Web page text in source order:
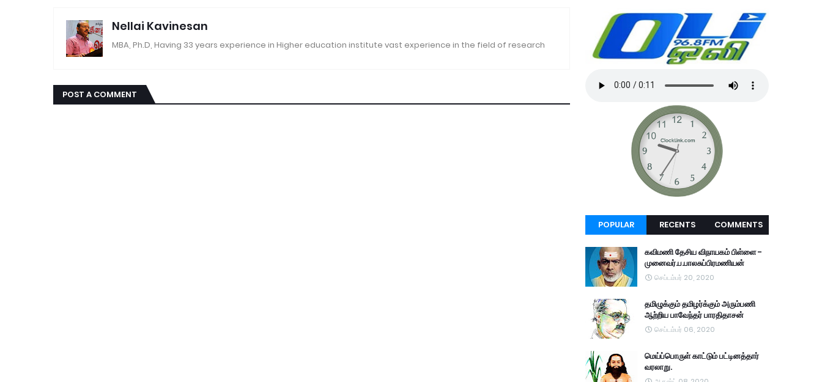
Nellai Kavinesan
MBA, Ph.D, Having 33 years experience in Higher education institute vast experience in the field of research
POST A COMMENT
POPULAR RECENTS COMMENTS
கவிமணி தேசிய விநாயகம் பிள்ளை -
முனைவர்.ப.பாலசுப்பிரமணியன்
செப்டம்பர் 20, 2020
தமிழுக்கும் தமிழர்க்கும் அரும்பணி
ஆற்றிய பாவேந்தர் பாரதிதாசன்
செப்டம்பர் 06, 2020
மெய்ப்பொருள் காட்டும் பட்டினத்தார்
வரலாறு.